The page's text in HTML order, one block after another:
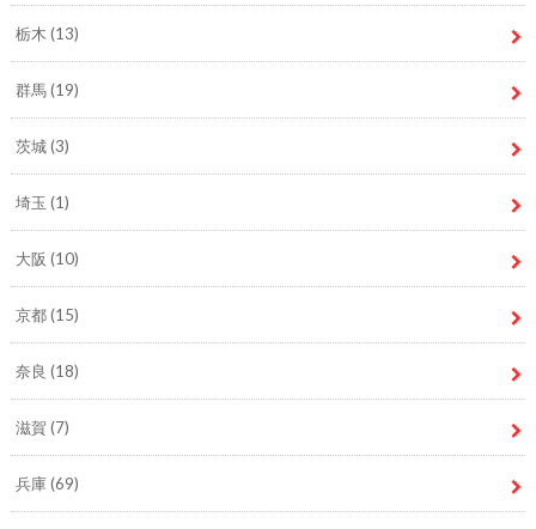
栃木 (13)
群馬(19)
茨城(3)
埼玉 (1)
大阪 (10)
京都(15)
奈良 (18)
滋賀 (7)
兵庫(69)